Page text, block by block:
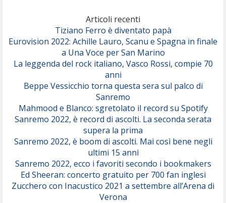
Serenamente
Articoli recenti
Tiziano Ferro è diventato papà
Eurovision 2022: Achille Lauro, Scanu e Spagna in finale
a Una Voce per San Marino
La leggenda del rock italiano, Vasco Rossi, compie 70
anni
Beppe Vessicchio torna questa sera sul palco di
Sanremo
Mahmood e Blanco: sgretolato il record su Spotify
Sanremo 2022, è record di ascolti. La seconda serata
supera la prima
Sanremo 2022, è boom di ascolti. Mai così bene negli
ultimi 15 anni
Sanremo 2022, ecco i favoriti secondo i bookmakers
Ed Sheeran: concerto gratuito per 700 fan inglesi
Zucchero con Inacustico 2021 a settembre all’Arena di
Verona